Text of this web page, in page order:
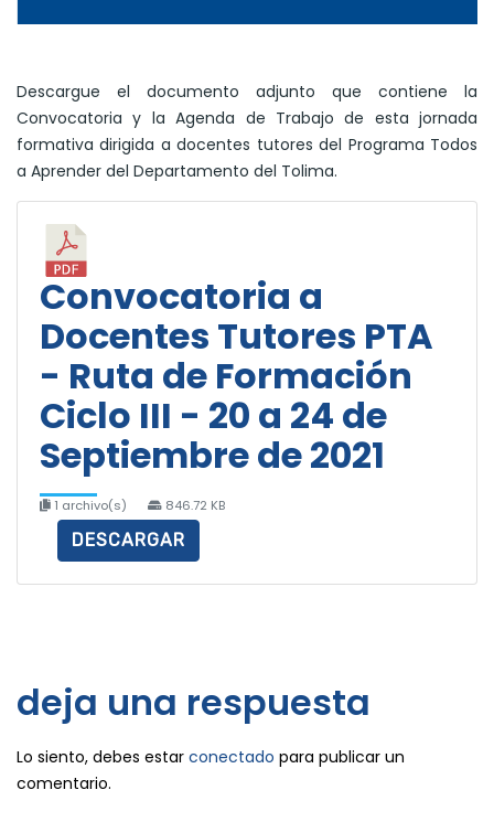
Descargue el documento adjunto que contiene la
Convocatoria y la Agenda de Trabajo de esta jornada
formativa dirigida a docentes tutores del Programa Todos
a Aprender del Departamento del Tolima.
Convocatoria a
Docentes Tutores PTA
- Ruta de Formación
Ciclo III - 20 a 24 de
Septiembre de 2021
1 archivo(s) 846.72 KB
DESCARGAR
deja una respuesta
Lo siento, debes estar conectado para publicar un
comentario.